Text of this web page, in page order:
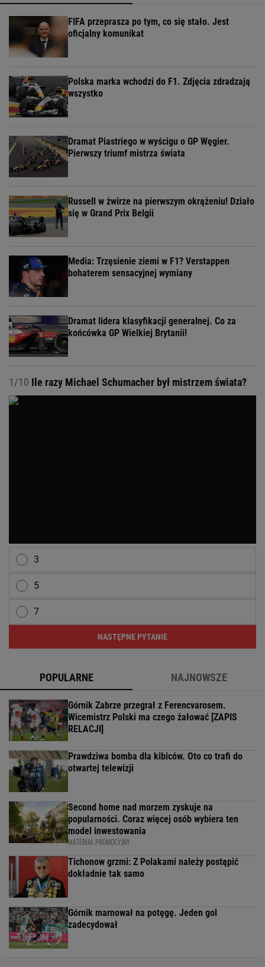
FIFA przeprasza po tym, co się stało. Jest
oficjalny komunikat
Polska marka wchodzi do F1. Zdjęcia zdradzają
wszystko
Dramat Piastriego w wyścigu o GP Węgier.
Pierwszy triumf mistrza świata
Russell w żwirze na pierwszym okrążeniu! Działo
się w Grand Prix Belgii
Media: Trzęsienie ziemi w F1? Verstappen
bohaterem sensacyjnej wymiany
Dramat lidera klasyfikacji generalnej. Co za
końcówka GP Wielkiej Brytanii!
1/10 Ile razy Michael Schumacher był mistrzem świata?
3
5
7
NASTĘPNE PYTANIE
POPULARNE NAJNOWSZE
Górnik Zabrze przegrał z Ferencvarosem.
Wicemistrz Polski ma czego żałować [ZAPIS
RELACJI]
Prawdziwa bomba dla kibiców. Oto co trafi do
otwartej telewizji
Second home nad morzem zyskuje na
popularności. Coraz więcej osób wybiera ten
model inwestowania
MATERIAŁ PROMOCYJNY
Tichonow grzmi: Z Polakami należy postąpić
dokładnie tak samo
Górnik marnował na potęgę. Jeden gol
zadecydował